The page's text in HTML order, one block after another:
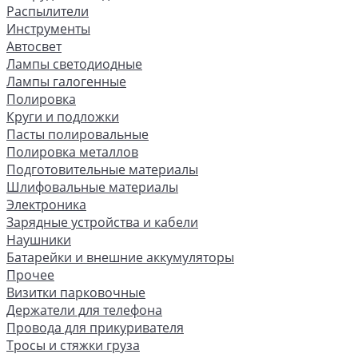
Распылители
Инструменты
Автосвет
Лампы светодиодные
Лампы галогенные
Полировка
Круги и подложки
Пасты полировальные
Полировка металлов
Подготовительные материалы
Шлифовальные материалы
Электроника
Зарядные устройства и кабели
Наушники
Батарейки и внешние аккумуляторы
Прочее
Визитки парковочные
Держатели для телефона
Провода для прикуривателя
Тросы и стяжки груза